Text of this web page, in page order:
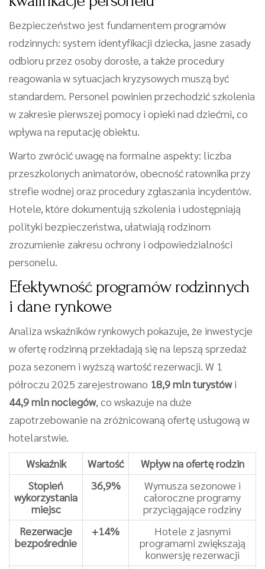
Bezpieczeństwo jest fundamentem programów
rodzinnych: system identyfikacji dziecka, jasne zasady
odbioru przez osoby dorosłe, a także procedury
reagowania w sytuacjach kryzysowych muszą być
standardem. Personel powinien przechodzić szkolenia
w zakresie pierwszej pomocy i opieki nad dziećmi, co
wpływa na reputację obiektu.
Warto zwrócić uwagę na formalne aspekty: liczba
przeszkolonych animatorów, obecność ratownika przy
strefie wodnej oraz procedury zgłaszania incydentów.
Hotele, które dokumentują szkolenia i udostępniają
polityki bezpieczeństwa, ułatwiają rodzinom
zrozumienie zakresu ochrony i odpowiedzialności
personelu.
Efektywność programów rodzinnych
i dane rynkowe
Analiza wskaźników rynkowych pokazuje, że inwestycje
w ofertę rodzinną przekładają się na lepszą sprzedaż
poza sezonem i wyższą wartość rezerwacji. W 1
półroczu 2025 zarejestrowano 18,9 mln turystówi
44,9 mln noclegów, co wskazuje na duże
zapotrzebowanie na zróżnicowaną ofertę usługową w
hotelarstwie.
Wskaźnik
Wartość
Wpływ na ofertę rodzin
Stopień
wykorzystania
miejsc
36,9%
Wymusza sezonowe i
całoroczne programy
przyciągające rodziny
Rezerwacje
bezpośrednie
+14%
Hotele z jasnymi
programami zwiększają
konwersję rezerwacji